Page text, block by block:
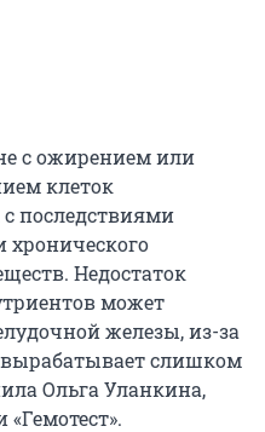
с ожирением или
клеток
последствиями
хронического
Недостаток
может
железы, из-за
слишком
Ольга Уланкина,